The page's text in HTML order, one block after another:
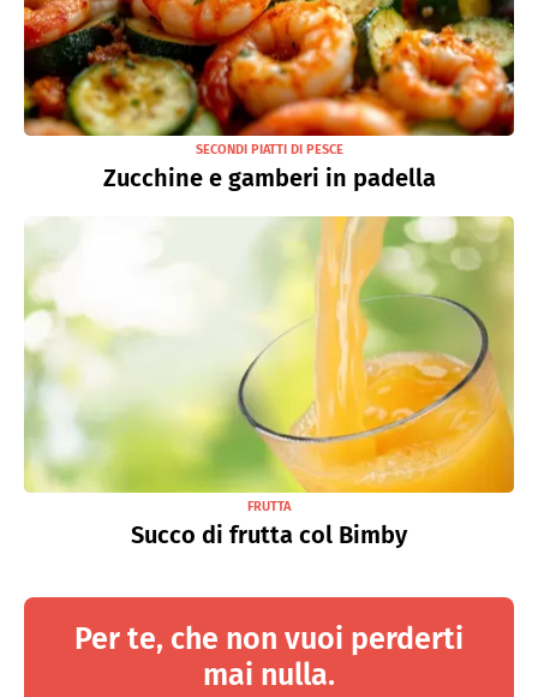
SECONDI PIATTI DI PESCE
Zucchine e gamberi in padella
FRUTTA
Succo di frutta col Bimby
Per te, che non vuoi perderti
mai nulla.